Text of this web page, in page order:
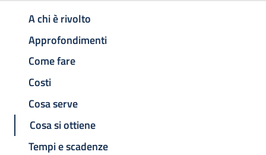
A chi è rivolto
Approfondimenti
Come fare
Costi
Cosa serve
Cosa si ottiene
Tempi e scadenze